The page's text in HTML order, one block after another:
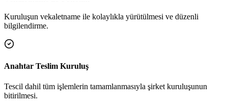
Kuruluşun vekaletname ile kolaylıkla yürütülmesi ve düzenli
bilgilendirme.
Anahtar Teslim Kuruluş
Tescil dahil tüm işlemlerin tamamlanmasıyla şirket kuruluşunun
bitirilmesi.